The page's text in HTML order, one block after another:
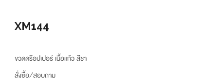
XM144
ขวดดร๊อปเปอร์ เนื้อแก้ว สีชา
สั่งซื้อ/สอบถาม